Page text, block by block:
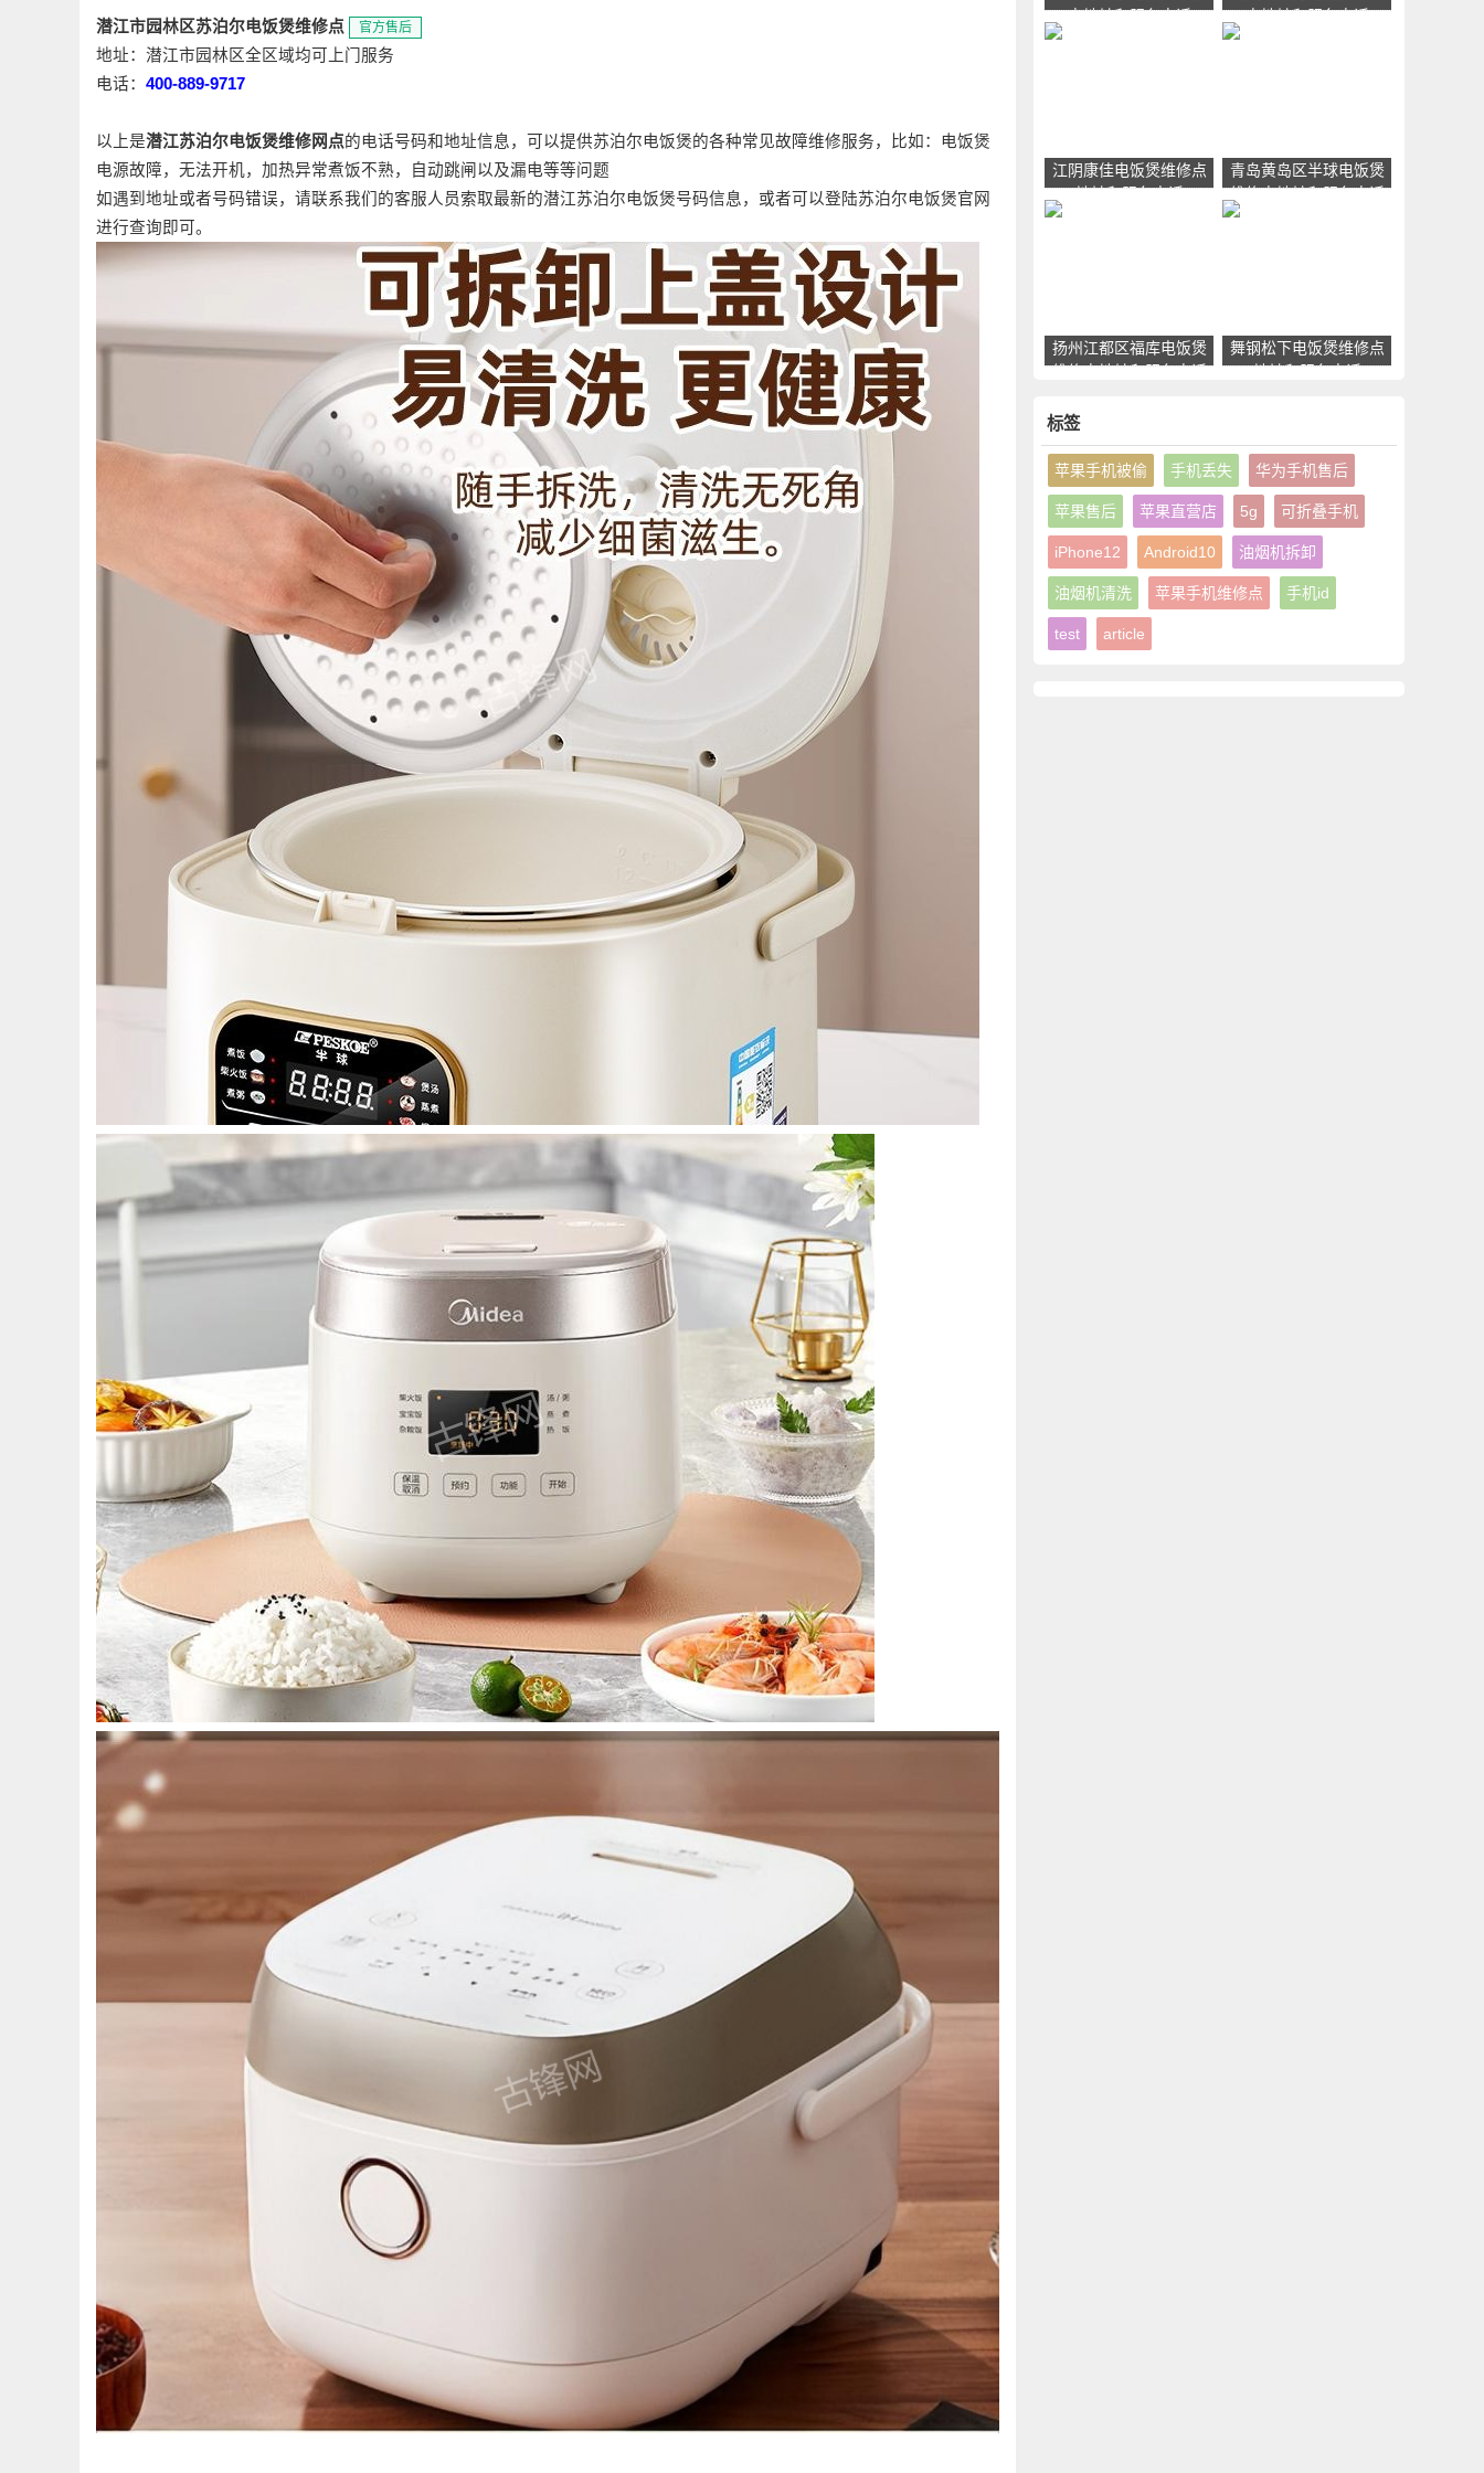
潜江市园林区苏泊尔电饭煲维修点 官方售后
地址：潜江市园林区全区域均可上门服务
电话： 400-889-9717
以上是潜江苏泊尔电饭煲维修网点的电话号码和地址信息，可以提供苏泊尔电饭煲的各种常见故障维修服务，比如：电饭煲
电源故障，无法开机，加热异常煮饭不熟，自动跳闸以及漏电等等问题
如遇到地址或者号码错误，请联系我们的客服人员索取最新的潜江苏泊尔电饭煲号码信息，或者可以登陆苏泊尔电饭煲官网
进行查询即可。
点地址和服务电话
点地址和服务电话
江阴康佳电饭煲维修点
地址和服务电话
青岛黄岛区半球电饭煲
维修点地址和服务电话
扬州江都区福库电饭煲
维修点地址和服务电话
舞钢松下电饭煲维修点
地址和服务电话
标签
苹果手机被偷 手机丢失 华为手机售后
苹果售后 苹果直营店 5g 可折叠手机
iPhone12 Android10 油烟机拆卸
油烟机清洗 苹果手机维修点 手机id
test article